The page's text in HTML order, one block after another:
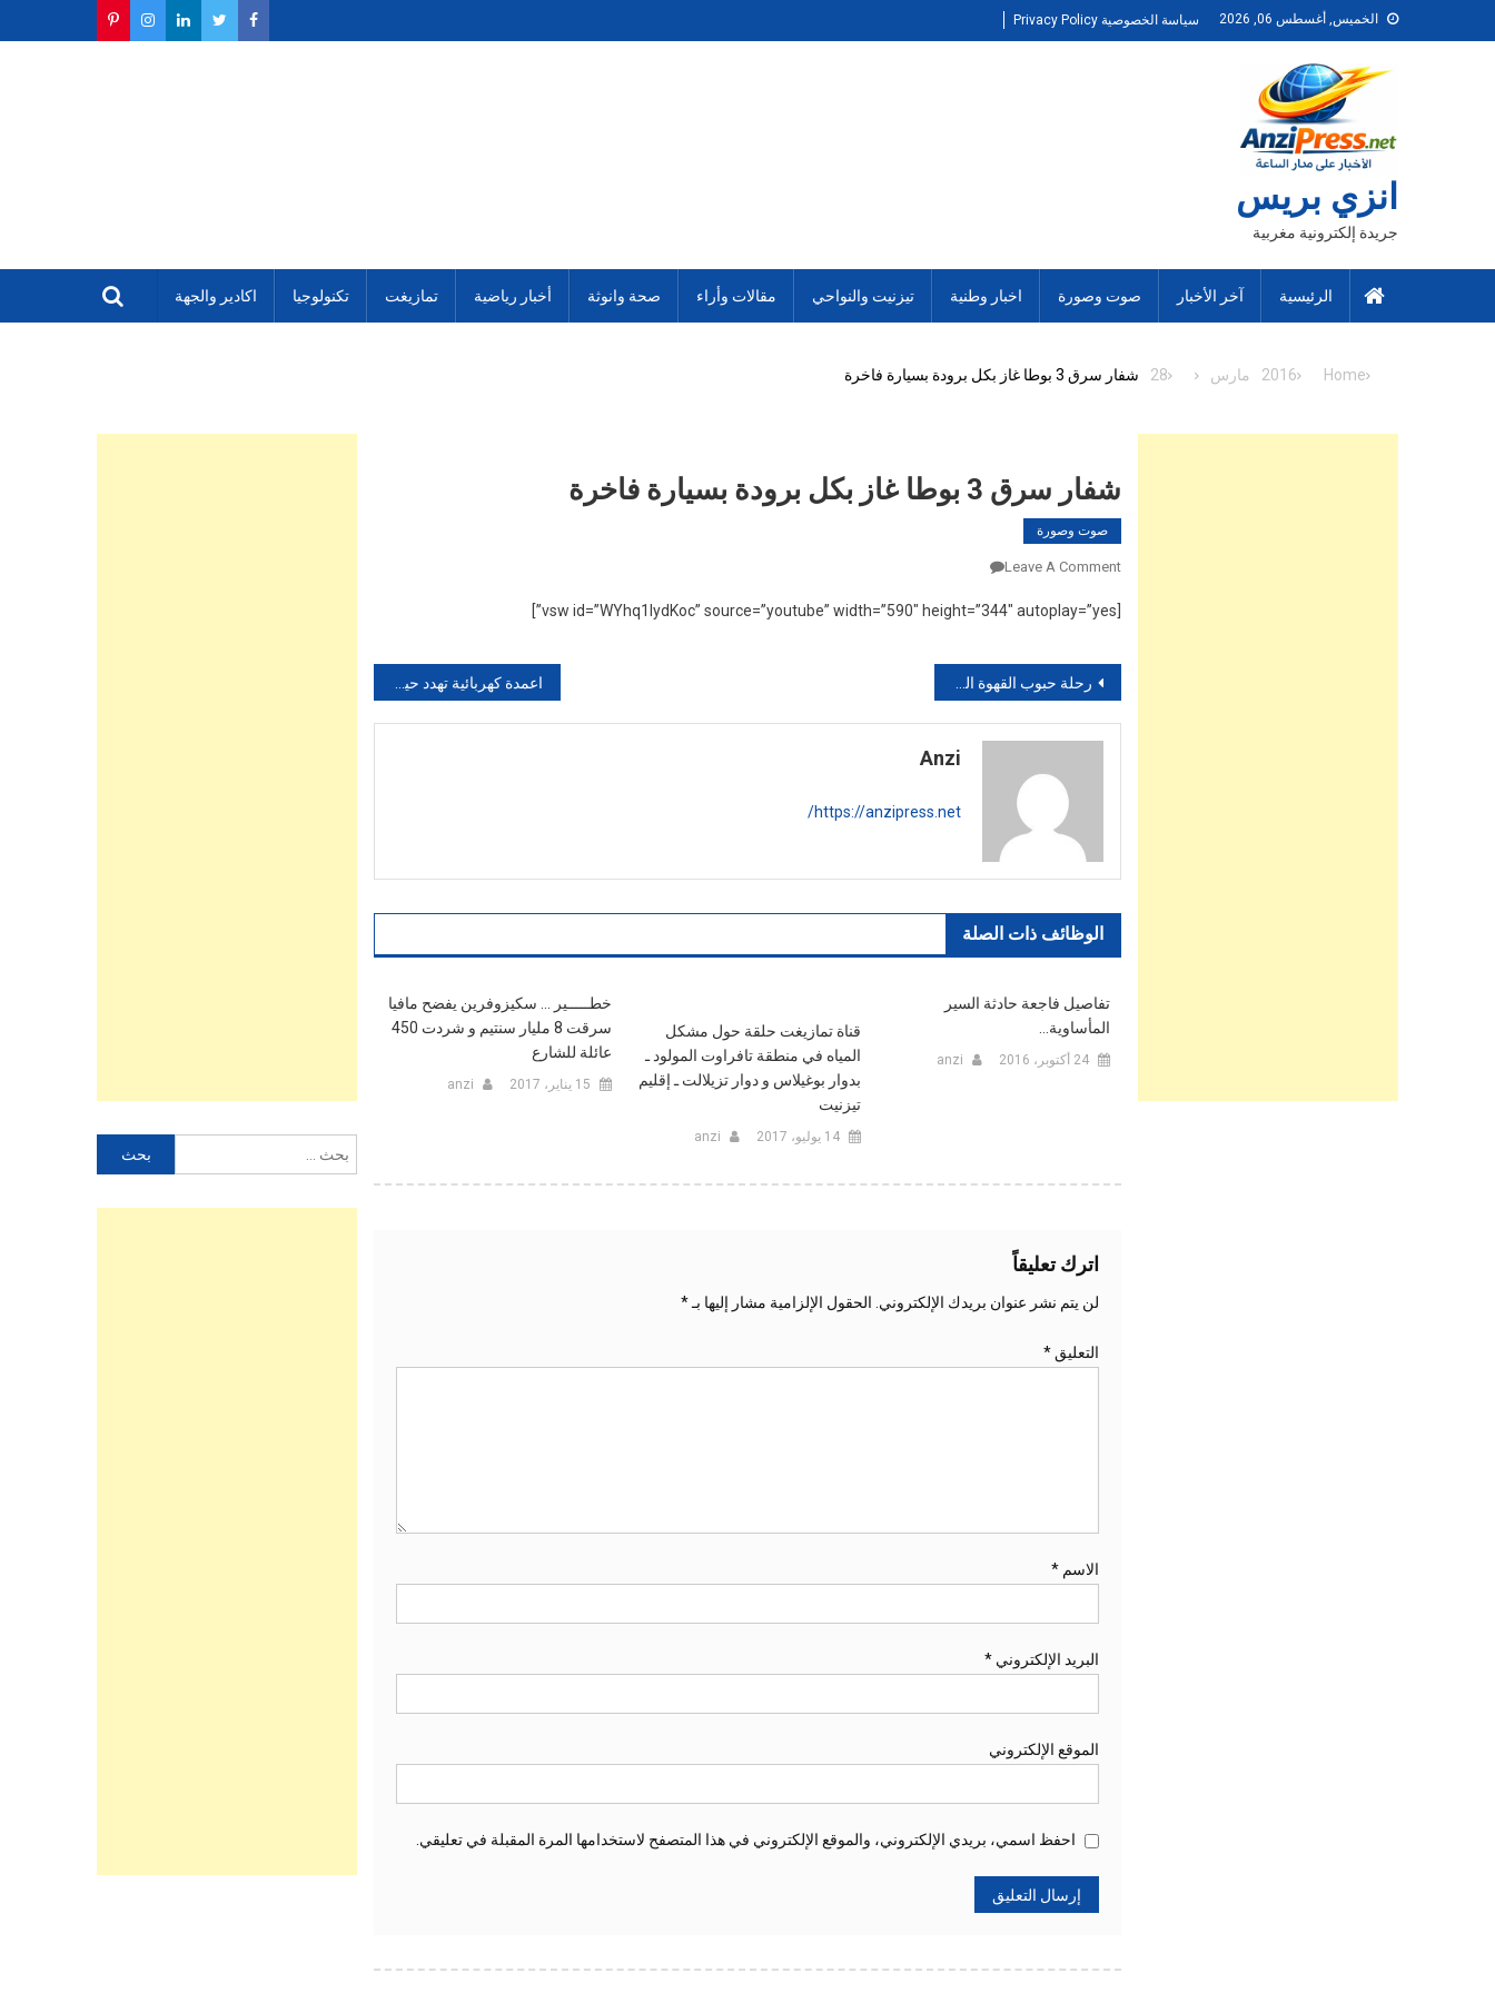
to
الخميس, أغسطس 06, 2026 سياسة الخصوصية Privacy Policy
انزي بريس
جريدة إلكترونية مغربية
الرئيسية آخر الأخبار صوت وصورة اخبار وطنية تيزنيت والنواحي مقالات وأراء صحة وانوثة أخبار رياضية تمازيغت تكنولوجيا اكادير والجهة
Home
2016 مارس 28 شفار سرق 3 بوطا غاز بكل برودة بسيارة فاخرة
شفار سرق 3 بوطا غاز بكل برودة بسيارة فاخرة
صوت وصورة
Leave A Comment
سرق
بوطا
غاز
بكل
برودة
بسيارة
تصفّح
المقالات
رحلة حبوب القهوة التي تبدأ من جنوب أثيوبيا للعالم
Anzi
https://anzipress.net/
الوظائف ذات الصلة
تفاصيل فاجعة حادثة السير
المأساوية…
24 أكتوبر، 2016 anzi
قناة تمازيغت حلقة حول مشكل
المياه في منطقة تافراوت المولود ـ
بدوار بوغيلاس و دوار تزيلالت ـ إقليم
تيزنيت
14 يوليو، 2017 anzi
خطـــــير … سكيزوفرين يفضح مافيا
سرقت 8 مليار سنتيم و شردت 450
عائلة للشارع‎
15 يناير، 2017 anzi
اترك تعليقاً
لن يتم نشر عنوان بريدك الإلكتروني. الحقول الإلزامية مشار إليها بـ*
التعليق *
الاسم *
البريد الإلكتروني *
الموقع الإلكتروني
احفظ اسمي، بريدي الإلكتروني، والموقع الإلكتروني في هذا المتصفح لاستخدامها المرة المقبلة في تعليقي.
عن: